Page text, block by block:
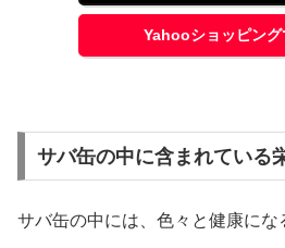
Yahooショッピング
サバ缶の中に含まれている
サバ缶の中には、色々と健康にな